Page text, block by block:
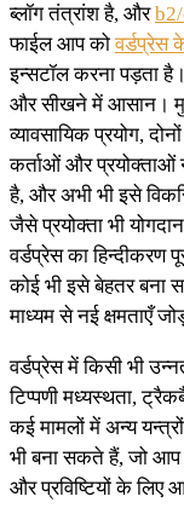
ब्लॉग तंत्रांश है, और
फाईल आप कोवर्डप्रेस
इन्सटॉल करना पड़ता
और सीखने में आसान।
व्यावसायिक प्रयोग,
कर्ताओं और प्रयोक्ताओं
है, और अभी भी इसे
जैसे प्रयोक्ता भी
वर्डप्रेस का हिन्दीकरण
कोई भी इसे बेहतर बना
माध्यम से नई क्षमताएँ
वर्डप्रेस में किसी भी
टिप्पणी मध्यस्थता,
कई मामलों में अन्य
भी बना सकते हैं, जो आप
और प्रविष्टियों के